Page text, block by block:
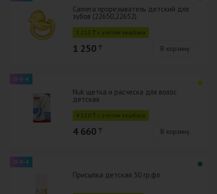
Camera прорезыватель детский для
зубов (22650,22652)
1 212 ₸ с учётом кешбэка
1 250 ₸ В корзину
0-0-4
Nuk щетка и расческа для волос
детская
4 520 ₸ с учётом кешбэка
4 660 ₸ В корзину
0-0-4
Присыпка детская 30 гр.фл